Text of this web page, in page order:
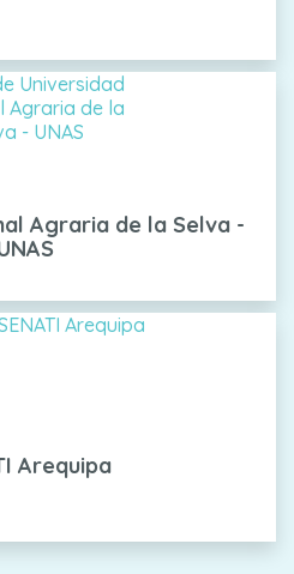
Agraria de la Selva -
Arequipa